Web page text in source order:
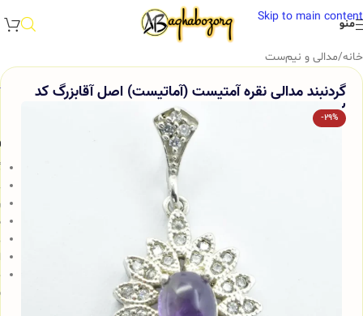
Skip to main content
منو
خانه/مدالی و نیم‌ست
گردنبند مدالی نقره آمتیست (آماتیست) اصل آقابزرگ کد
Med62
-29%